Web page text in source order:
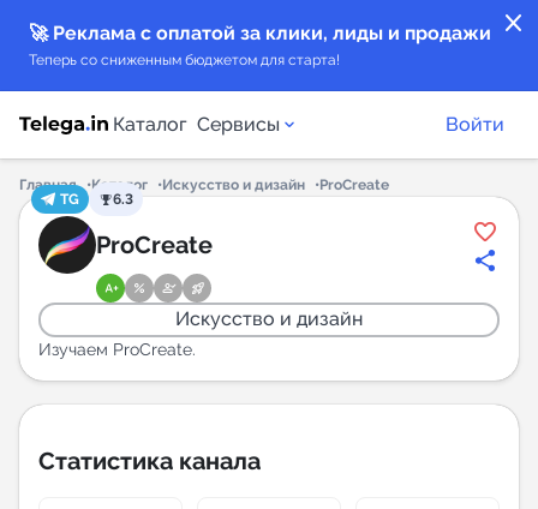
close
🚀 Реклама с оплатой за клики, лиды и продажи
Теперь со сниженным бюджетом для старта!
Каталог Сервисы
Каталог каналов
Каталог ботов
Горящие предложения
Индекс читаемости каналов в Telegram
Войти
Главная Каталог Искусство и дизайн
ProCreate
TG
6.3
ProCreate
Искусство и дизайн
Изучаем ProCreate.
Статистика канала